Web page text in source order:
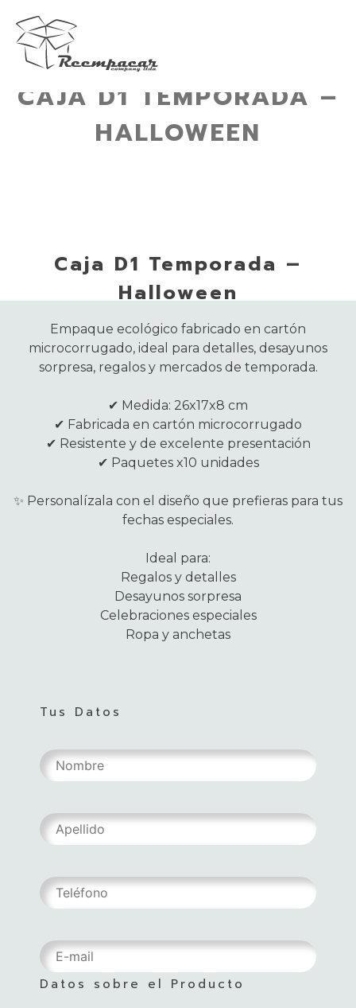
SkipCAJA D1 TEMPORADA –
HALLOWEEN
Caja D1 Temporada –
Halloween
Empaque ecológico fabricado en cartón
microcorrugado, ideal para detalles, desayunos
sorpresa, regalos y mercados de temporada.
✔ Medida: 26x17x8 cm
✔ Fabricada en cartón microcorrugado
✔ Resistente y de excelente presentación
✔ Paquetes x10 unidades
✨ Personalízala con el diseño que prefieras para tus
fechas especiales.
Ideal para:
Regalos y detalles
Desayunos sorpresa
Celebraciones especiales
Ropa y anchetas
Tus Datos
Datos sobre el Producto